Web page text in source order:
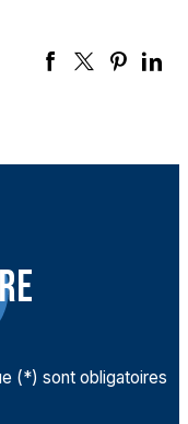
(*) sont obligatoires